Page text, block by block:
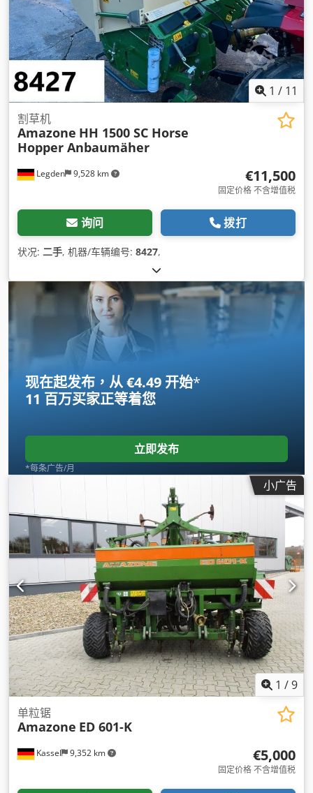
1 / 11
Legden 9,528 km
割草机
Amazone HH 1500 SC Horse
Hopper Anbaumäher
€11,500
固定价格 不含增值税
询问 拨打
状况: 二手, 机器/车辆编号: 8427,
现在起发布，从 €4.49 开始*
11 百万买家正等着您
立即发布
*每条广告/月
小广告
1 /9
Kassel 9,352 km
单粒锯
Amazone ED 601-K
€5,000
固定价格 不含增值税